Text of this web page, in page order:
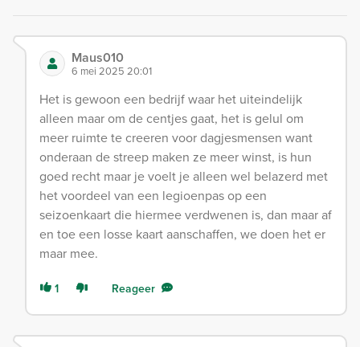
Maus010
6 mei 2025 20:01
Het is gewoon een bedrijf waar het uiteindelijk
alleen maar om de centjes gaat, het is gelul om
meer ruimte te creeren voor dagjesmensen want
onderaan de streep maken ze meer winst, is hun
goed recht maar je voelt je alleen wel belazerd met
het voordeel van een legioenpas op een
seizoenkaart die hiermee verdwenen is, dan maar af
en toe een losse kaart aanschaffen, we doen het er
maar mee.
1 Reageer